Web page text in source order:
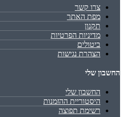
צרו קשר
מפת האתר
תקנון
מדיניות הפרטיות
ביטולים
הצהרת נגישות
החשבון שלי
החשבון שלי
היסטוריית ההזמנות
רשימת תפוצה